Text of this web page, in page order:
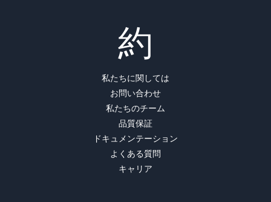
約
私たちに関しては
お問い合わせ
私たちのチーム
品質保証
ドキュメンテーション
よくある質問
キャリア